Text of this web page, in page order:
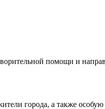
помощи и
города, а также